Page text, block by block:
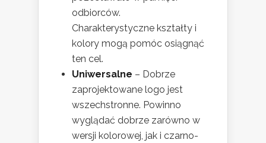
odbiorców.
Charakterystyczne kształty i
kolory mogą pomóc osiągnąć
ten cel.
Uniwersalne – Dobrze
zaprojektowane logo jest
wszechstronne. Powinno
wyglądać dobrze zarówno w
wersji kolorowej, jak i czarno-